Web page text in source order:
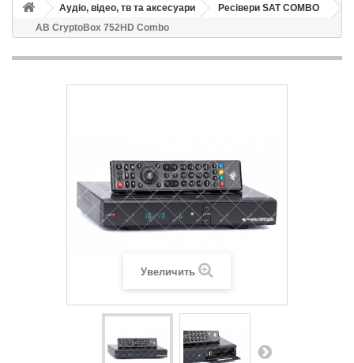
Аудіо, відео, тв та аксесуари
Ресівери SAT COMBO
AB CryptoBox 752HD Combo
Увеличить